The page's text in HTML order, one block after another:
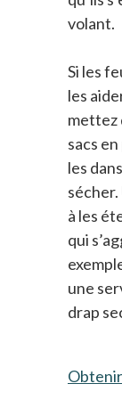
volant.
Si les
les
mettez
sacs
les
à les
qui
une
drap